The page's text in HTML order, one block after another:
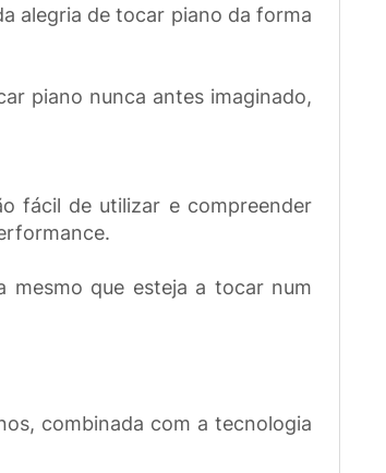
alegria de tocar piano da forma
piano nunca antes imaginado,
fácil de utilizar e compreender
mesmo que esteja a tocar num
combinada com a tecnologia